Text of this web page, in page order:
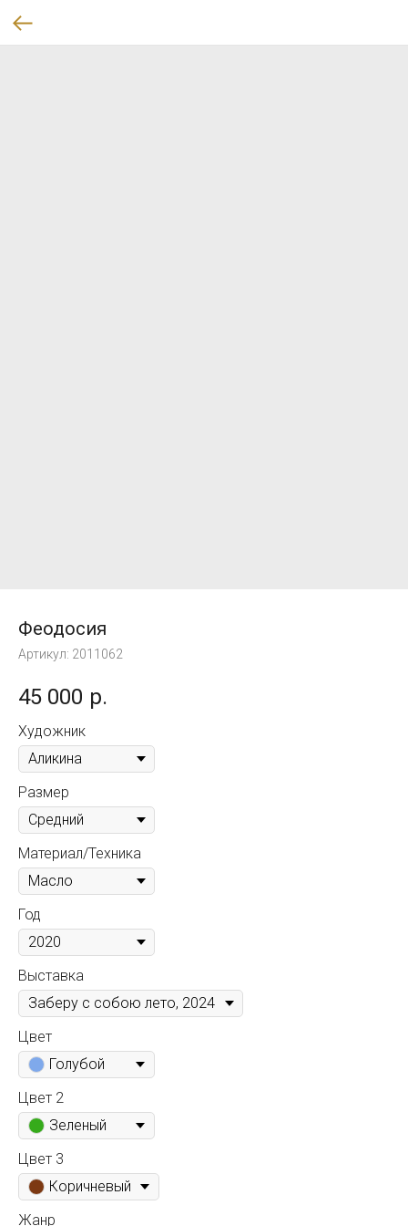
Феодосия
Артикул: 2011062
45 000 р.
Художник
Размер
Материал/Техника
Год
Выставка
Цвет
Голубой
Цвет 2
Зеленый
Цвет 3
Коричневый
Жанр